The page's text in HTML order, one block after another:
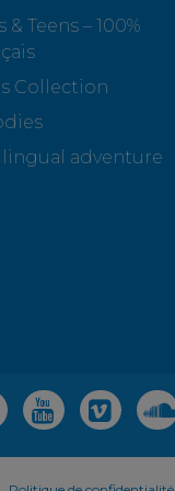
& Teens – 100%
Collection
adventure